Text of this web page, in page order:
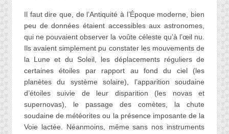
Il faut dire que, de l’Antiquité à l’Époque moderne, bien
peu de données étaient accessibles aux astronomes,
qui ne pouvaient observer la voûte céleste qu’à l’œil nu.
Ils avaient simplement pu constater les mouvements de
la Lune et du Soleil, les déplacements réguliers de
certaines étoiles par rapport au fond du ciel (les
planètes du système solaire), l’apparition soudaine
d’étoiles suivie de leur disparition (les novas et
supernovas), le passage des comètes, la chute
soudaine de météorites ou la présence imposante de la
Voie lactée. Néanmoins, même sans nos instruments